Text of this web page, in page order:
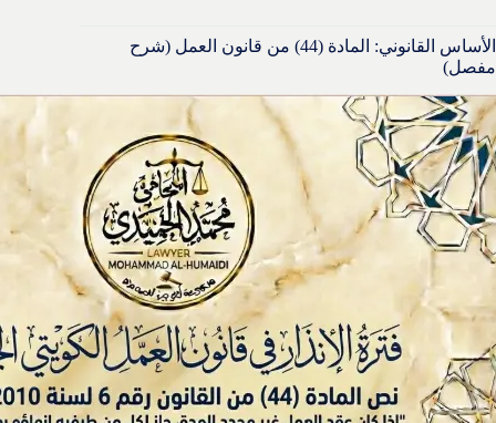
الأساس القانوني: المادة (44) من قانون العمل (شرح
مفصل)